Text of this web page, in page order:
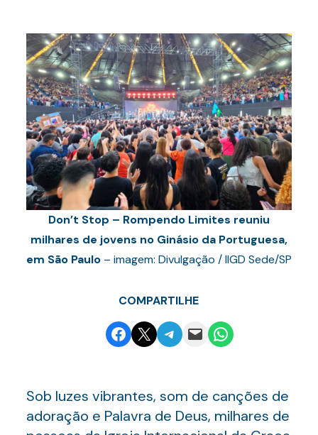
Don’t Stop – Rompendo Limites reuniu
milhares de jovens no Ginásio da Portuguesa,
em São Paulo– imagem: Divulgação / IIGD Sede/SP
COMPARTILHE
Share on Facebook
Email this PageShare on Telegram
Email this PageShare on WhatsApp
Sob luzes vibrantes, som de canções de
adoração e Palavra de Deus, milhares de